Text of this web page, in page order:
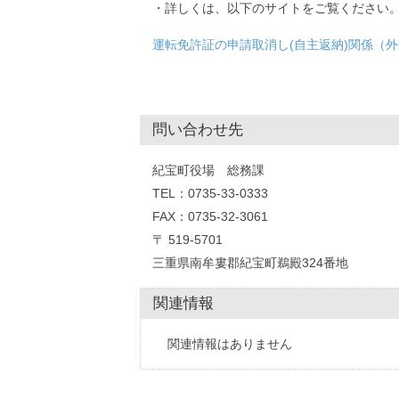
・詳しくは、以下のサイトをご覧ください。
運転免許証の申請取消し(自主返納)関係（外
問い合わせ先
紀宝町役場 総務課
TEL：0735-33-0333
FAX：0735-32-3061
〒 519-5701
三重県南牟婁郡紀宝町鵜殿324番地
関連情報
関連情報はありません